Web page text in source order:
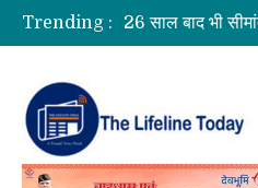
Trending :